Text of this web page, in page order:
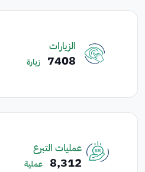
الزيارات
7408 زيارة
عمليات التبرع
8,312 عملية